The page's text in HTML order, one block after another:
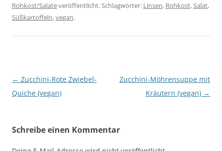
Rohkost/Salateveröffentlicht. Schlagwörter: Linsen, Rohkost,Salat,
Süßkartoffeln,vegan.
Beitragsnavigation
← Zucchini-Rote Zwiebel-
Quiche (vegan)
Zucchini-Möhrensuppe mit
Kräutern (vegan) →
Schreibe einen Kommentar